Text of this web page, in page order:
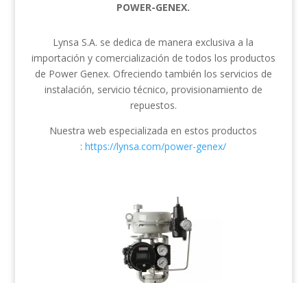
POWER-GENEX.
Lynsa S.A. se dedica de manera exclusiva a la
importación y comercialización de todos los productos
de Power Genex. Ofreciendo también los servicios de
instalación, servicio técnico, provisionamiento de
repuestos.
Nuestra web especializada en estos productos
:https://lynsa.com/power-genex/